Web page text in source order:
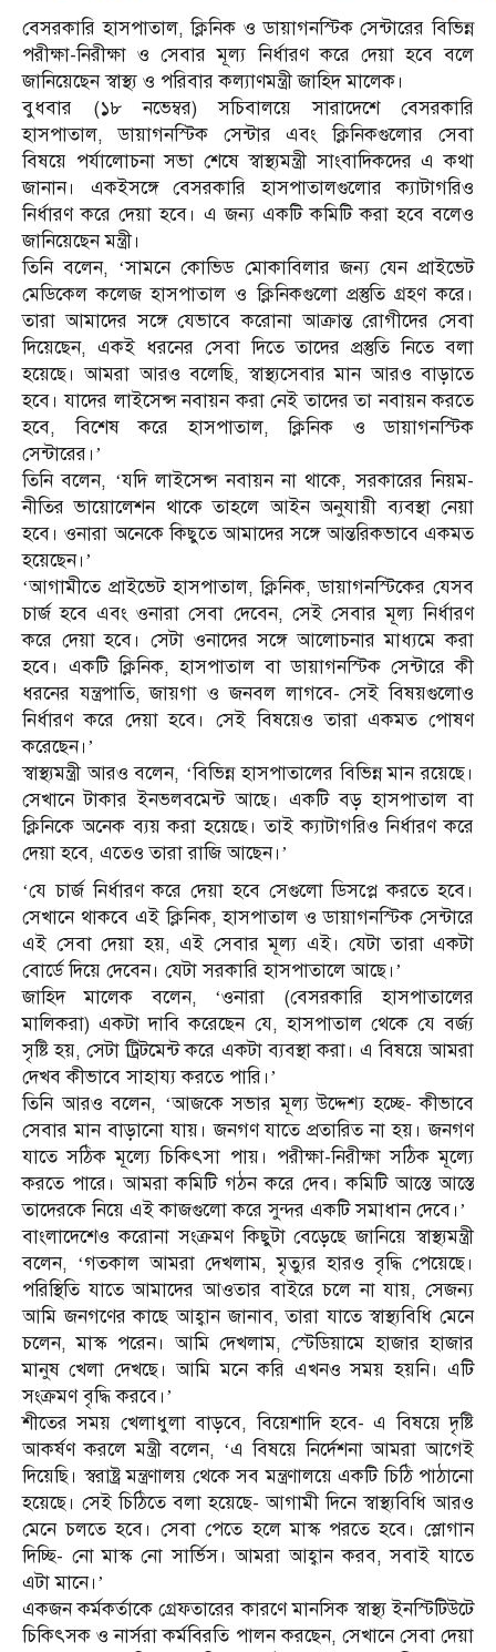
বেসরকারি হাসপাতাল, ক্লিনিক ও ডায়াগনস্টিক সেন্টারের বিভিন্ন
পরীক্ষা-নিরীক্ষা ও সেবার মূল্য নির্ধারণ করে দেয়া হবে বলে
জানিয়েছেন স্বাস্থ্য ও পরিবার কল্যাণমন্ত্রী জাহিদ মালেক।
বুধবার (১৮ নভেম্বর) সচিবালয়ে সারাদেশে বেসরকারি
হাসপাতাল, ডায়াগনস্টিক সেন্টার এবং ক্লিনিকগুলোর সেবা
বিষয়ে পর্যালোচনা সভা শেষে স্বাস্থ্যমন্ত্রী সাংবাদিকদের এ কথা
জানান। একইসঙ্গে বেসরকারি হাসপাতালগুলোর ক্যাটাগরিও
নির্ধারণ করে দেয়া হবে। এ জন্য একটি কমিটি করা হবে বলেও
জানিয়েছেন মন্ত্রী।
তিনি বলেন, ‘সামনে কোভিড মোকাবিলার জন্য যেন প্রাইভেট
মেডিকেল কলেজ হাসপাতাল ও ক্লিনিকগুলো প্রস্তুতি গ্রহণ করে।
তারা আমাদের সঙ্গে যেভাবে করোনা আক্রান্ত রোগীদের সেবা
দিয়েছেন, একই ধরনের সেবা দিতে তাদের প্রস্তুতি নিতে বলা
হয়েছে। আমরা আরও বলেছি, স্বাস্থ্যসেবার মান আরও বাড়াতে
হবে। যাদের লাইসেন্স নবায়ন করা নেই তাদের তা নবায়ন করতে
হবে, বিশেষ করে হাসপাতাল, ক্লিনিক ও ডায়াগনস্টিক
সেন্টারের।’
তিনি বলেন, ‘যদি লাইসেন্স নবায়ন না থাকে, সরকারের নিয়ম-
নীতির ভায়োলেশন থাকে তাহলে আইন অনুযায়ী ব্যবস্থা নেয়া
হবে। ওনারা অনেকে কিছুতে আমাদের সঙ্গে আন্তরিকভাবে একমত
হয়েছেন।’
‘আগামীতে প্রাইভেট হাসপাতাল, ক্লিনিক, ডায়াগনস্টিকের যেসব
চার্জ হবে এবং ওনারা সেবা দেবেন, সেই সেবার মূল্য নির্ধারণ
করে দেয়া হবে। সেটা ওনাদের সঙ্গে আলোচনার মাধ্যমে করা
হবে। একটি ক্লিনিক, হাসপাতাল বা ডায়াগনস্টিক সেন্টারে কী
ধরনের যন্ত্রপাতি, জায়গা ও জনবল লাগবে- সেই বিষয়গুলোও
নির্ধারণ করে দেয়া হবে। সেই বিষয়েও তারা একমত পোষণ
করেছেন।’
স্বাস্থ্যমন্ত্রী আরও বলেন, ‘বিভিন্ন হাসপাতালের বিভিন্ন মান রয়েছে।
সেখানে টাকার ইনভলবমেন্ট আছে। একটি বড় হাসপাতাল বা
ক্লিনিকে অনেক ব্যয় করা হয়েছে। তাই ক্যাটাগরিও নির্ধারণ করে
দেয়া হবে, এতেও তারা রাজি আছেন।’
‘যে চার্জ নির্ধারণ করে দেয়া হবে সেগুলো ডিসপ্লে করতে হবে।
সেখানে থাকবে এই ক্লিনিক, হাসপাতাল ও ডায়াগনস্টিক সেন্টারে
এই সেবা দেয়া হয়, এই সেবার মূল্য এই। যেটা তারা একটা
বোর্ডে দিয়ে দেবেন। যেটা সরকারি হাসপাতালে আছে।’
জাহিদ মালেক বলেন, ‘ওনারা (বেসরকারি হাসপাতালের
মালিকরা) একটা দাবি করেছেন যে, হাসপাতাল থেকে যে বর্জ্য
সৃষ্টি হয়, সেটা ট্রিটমেন্ট করে একটা ব্যবস্থা করা। এ বিষয়ে আমরা
দেখব কীভাবে সাহায্য করতে পারি।’
তিনি আরও বলেন, ‘আজকে সভার মূল্য উদ্দেশ্য হচ্ছে- কীভাবে
সেবার মান বাড়ানো যায়। জনগণ যাতে প্রতারিত না হয়। জনগণ
যাতে সঠিক মূল্যে চিকিৎসা পায়। পরীক্ষা-নিরীক্ষা সঠিক মূল্যে
করতে পারে। আমরা কমিটি গঠন করে দেব। কমিটি আস্তে আস্তে
তাদেরকে নিয়ে এই কাজগুলো করে সুন্দর একটি সমাধান দেবে।’
বাংলাদেশেও করোনা সংক্রমণ কিছুটা বেড়েছে জানিয়ে স্বাস্থ্যমন্ত্রী
বলেন, ‘গতকাল আমরা দেখলাম, মৃত্যুর হারও বৃদ্ধি পেয়েছে।
পরিস্থিতি যাতে আমাদের আওতার বাইরে চলে না যায়, সেজন্য
আমি জনগণের কাছে আহ্বান জানাব, তারা যাতে স্বাস্থ্যবিধি মেনে
চলেন, মাস্ক পরেন। আমি দেখলাম, স্টেডিয়ামে হাজার হাজার
মানুষ খেলা দেখছে। আমি মনে করি এখনও সময় হয়নি। এটি
সংক্রমণ বৃদ্ধি করবে।’
শীতের সময় খেলাধুলা বাড়বে, বিয়েশাদি হবে- এ বিষয়ে দৃষ্টি
আকর্ষণ করলে মন্ত্রী বলেন, ‘এ বিষয়ে নির্দেশনা আমরা আগেই
দিয়েছি। স্বরাষ্ট্র মন্ত্রণালয় থেকে সব মন্ত্রণালয়ে একটি চিঠি পাঠানো
হয়েছে। সেই চিঠিতে বলা হয়েছে- আগামী দিনে স্বাস্থ্যবিধি আরও
মেনে চলতে হবে। সেবা পেতে হলে মাস্ক পরতে হবে। স্লোগান
দিচ্ছি- নো মাস্ক নো সার্ভিস। আমরা আহ্বান করব, সবাই যাতে
এটা মানে।’
একজন কর্মকর্তাকে গ্রেফতারের কারণে মানসিক স্বাস্থ্য ইনস্টিটিউটে
চিকিৎসক ও নার্সরা কর্মবিরতি পালন করছেন, সেখানে সেবা দেয়া